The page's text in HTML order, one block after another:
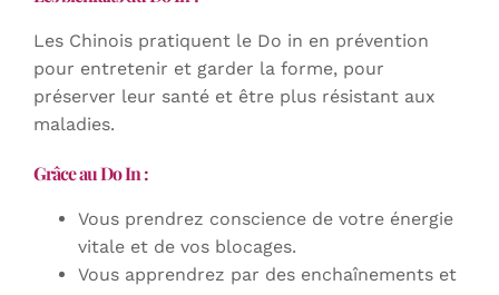
Les Chinois pratiquent le Do in en prévention
pour entretenir et garder la forme, pour
préserver leur santé et être plus résistant aux
maladies.
Grâce au Do In :
Vous prendrez conscience de votre énergie
vitale et de vos blocages.
Vous apprendrez par des enchaînements et